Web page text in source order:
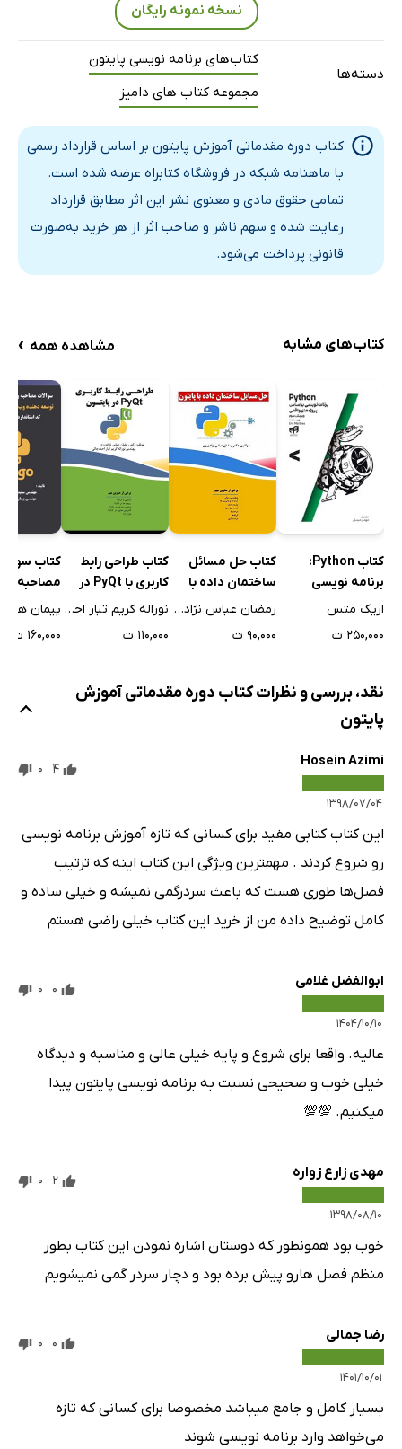
آشنایی با مفهوم مدیریت خطاها در پایتون
آشنایی با نحوه به دام انداختن خطاها در پایتون
آرگومان‌های استثناء‌ها، مدیریت استثناء‌های چندگانه
مدیریت خطاها به شکل تودرتو، فراخوانی خطاها، بلوک finally
پیاده‌سازی حلقه‌ها با فرمان for در پایتون
ایجاد حلقه‌های تودرتو در پایتون
نحوه وارد کردن ماژول‌ها در برنامه، کار با رشته‌ها
ساخت، ویرایش و مدیریت فهرست‌ها در پایتون
ذخیره‌سازی داده‌ها در فایل‌ها و دسترسی به داده‌ها
آموزش ارسال ایمیل با پایتون
نسخه نمونه رایگان
دسته‌ها
کتاب‌های برنامه نویسی پایتون
مجموعه کتاب های دامیز
کتاب دوره مقدماتی آموزش پایتون بر اساس قرارداد رسمی
با ماهنامه شبکه در فروشگاه کتابراه عرضه شده است.
تمامی حقوق مادی و معنوی نشر این اثر مطابق قرارداد
رعایت شده و سهم ناشر و صاحب اثر از هر خرید به‌صورت
قانونی پرداخت می‌شود.
کتاب‌های مشابه مشاهده همه ›
کتاب Python:
برنامه نویسی
براساس پروژه‌های
اریک متس
۲۵۰,۰۰۰ ت
کتاب حل مسائل
ساختمان داده با
پایتون
رمضان عباس نژادورزی
۹۰,۰۰۰ ت
کتاب طراحی رابط
کاربری با PyQt در
پایتون
نوراله کریم تبار احمدچالی
۱۱۰,۰۰۰ ت
کتاب
مصاحبه و
پرسش‌های
دهنده وب
پیمان
۱۶۰,۰۰۰ ت
نقد، بررسی و نظرات کتاب دوره مقدماتی آموزش
پایتون
Hosein Azimi
۱۳۹۸/۰۷/۰۴
4
0
این کتاب کتابی‌ مفید برای کسانی که تازه آموزش برنامه نویسی
رو شروع کردند ‌. مهمترین ویژگی این کتاب اینه که ترتیب
فصل‌ها طوری هست که باعث سردرگمی نمیشه و خیلی ساده و
کامل توضیح داده من از خرید این کتاب خیلی راضی هستم
ابوالفضل غلامی
۱۴۰۴/۱۰/۱۰
0
0
عالیه. واقعا برای شروع و پایه خیلی عالی و مناسبه و دیدگاه
خیلی خوب و صحیحی نسبت به برنامه نویسی پایتون پیدا
میکنیم. 💯💯
مهدی زارع زواره
۱۳۹۸/۰۸/۱۰
2
0
خوب بود همونطور که دوستان اشاره نمودن این کتاب بطور
منظم فصل هارو پیش برده بود و دچار سردر گمی نمیشویم
رضا جمالی
۱۴۰۱/۱۰/۰۱
0
0
بسیار کامل و جامع میباشد مخصوصا برای کسانی که تازه
می‌خواهد وارد برنامه نویسی شوند